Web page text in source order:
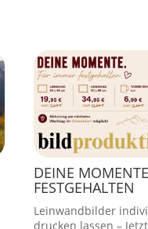
DEINE
FESTGEHALTEN
Leinwandbilder
drucken lassen –